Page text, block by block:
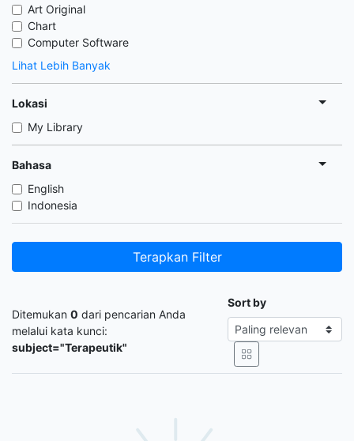
Art Original
Chart
Computer Software
Lihat Lebih Banyak
Lokasi
My Library
Bahasa
English
Indonesia
Terapkan Filter
Ditemukan 0 dari pencarian Anda
melalui kata kunci:
subject="Terapeutik"
Sort by